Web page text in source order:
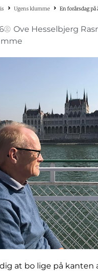
Ugens klumme En forårsdag på
Ove Hesselbjerg
at bo lige på kanten